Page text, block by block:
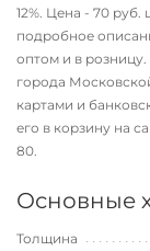
12%. Цена - 70
подробное
оптом и в
города
картами и
его в корзину на
80.
Основные
Толщина